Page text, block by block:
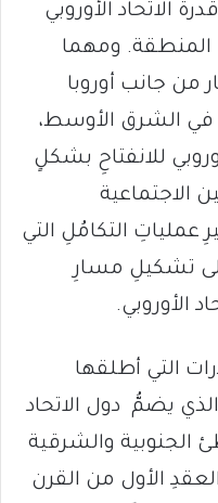
الاتحاد الأوروبي
ومهما
من جانب أوروبا
في الشرق الأوسط،
للانفتاحِ بشكلٍ
الاجتماعية
عملياتِ التكامُلِ التي
تشكيلِ مسارِ
الأوروبي.
التي أطلقها
يضمُّ دول الاتحاد
الجنوبية والشرقية
الأول من القرن